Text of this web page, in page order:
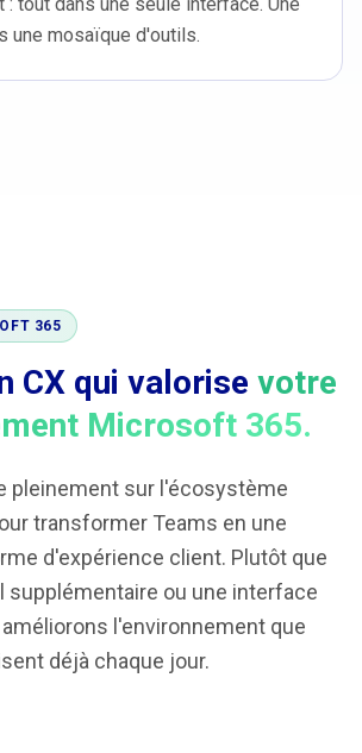
une mosaïque d'outils.
365
CX qui valorise votre
Microsoft 365.
pleinement sur l'écosystème
transformer Teams en une
d'expérience client. Plutôt que
supplémentaire ou une interface
l'environnement que
déjà chaque jour.